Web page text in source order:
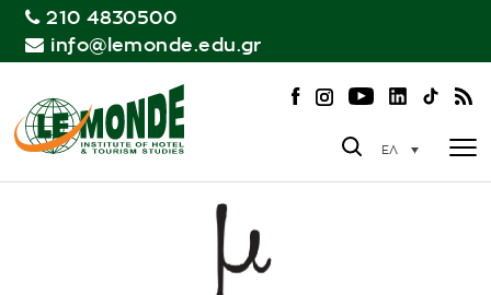
210 4830500
info@lemonde.edu.gr
ΕΛ